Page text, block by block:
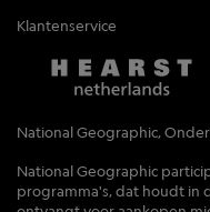
Klantenservice
National Geographic,
National Geographic
programma's, dat houdt in